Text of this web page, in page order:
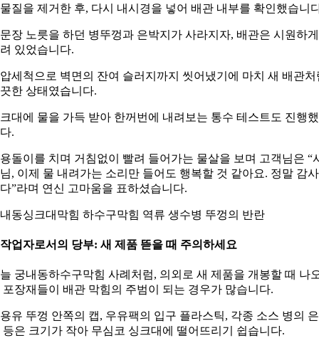
질을 제거한 후, 다시 내시경을 넣어 배관 내부를 확인했습니
장 노릇을 하던 병뚜껑과 은박지가 사라지자, 배관은 시원하게
있었습니다.
세척으로 벽면의 잔여 슬러지까지 씻어냈기에 마치 새 배관처
한 상태였습니다.
대에 물을 가득 받아 한꺼번에 내려보는 통수 테스트도 진행
.
돌이를 치며 거침없이 빨려 들어가는 물살을 보며 고객님은 “
, 이제 물 내려가는 소리만 들어도 행복할 것 같아요. 정말 감
”라며 연신 고마움을 표하셨습니다.
동싱크대막힘 하수구막힘 역류 생수병 뚜껑의 반란
업자로서의 당부: 새 제품 뜯을 때 주의하세요
궁내동하수구막힘 사례처럼, 의외로 새 제품을 개봉할 때 나
포장재들이 배관 막힘의 주범이 되는 경우가 많습니다.
유 뚜껑 안쪽의 캡, 우유팩의 입구 플라스틱, 각종 소스 병의
등은 크기가 작아 무심코 싱크대에 떨어뜨리기 쉽습니다.